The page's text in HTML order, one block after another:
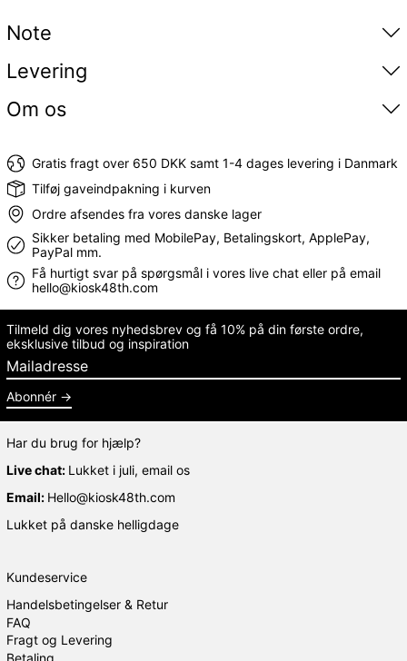
Note
Levering
Om os
Gratis fragt over 650 DKK samt 1-4 dages levering i Danmark
Tilføj gaveindpakning i kurven
Ordre afsendes fra vores danske lager
Sikker betaling med MobilePay, Betalingskort, ApplePay,
PayPal mm.
Få hurtigt svar på spørgsmål i vores live chat eller på email
hello@kiosk48th.com
Tilmeld dig vores nyhedsbrev og få 10% på din første ordre,
eksklusive tilbud og inspiration
Mailadresse
Abonnér
Har du brug for hjælp?
Live chat: Lukket i juli, email os
Email: Hello@kiosk48th.com
Lukket på danske helligdage
Kundeservice
Handelsbetingelser & Retur
FAQ
Fragt og Levering
Betaling